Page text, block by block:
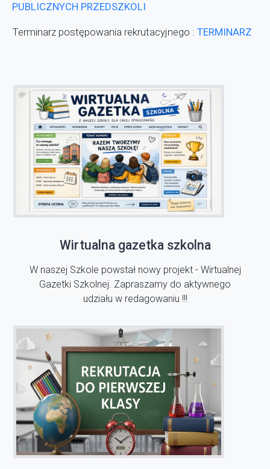
PUBLICZNYCH PRZEDSZKOLI
Terminarz postępowania rekrutacyjnego : TERMINARZ
Wirtualna gazetka szkolna
W naszej Szkole powstał nowy projekt - Wirtualnej
Gazetki Szkolnej. Zapraszamy do aktywnego
udziału w redagowaniu !!!